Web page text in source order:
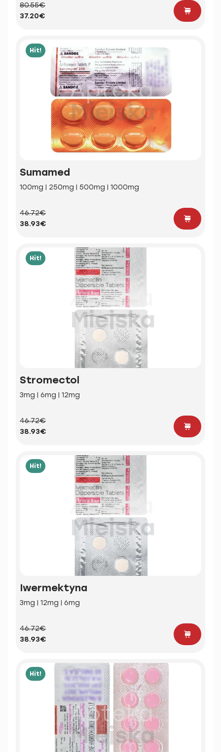
80.55€
37.20€
Hit!
Sumamed
100mg | 250mg | 500mg | 1000mg
46.72€
38.93€
Hit!
Stromectol
3mg | 6mg | 12mg
46.72€
38.93€
Hit!
Iwermektyna
3mg | 12mg | 6mg
46.72€
38.93€
Hit!